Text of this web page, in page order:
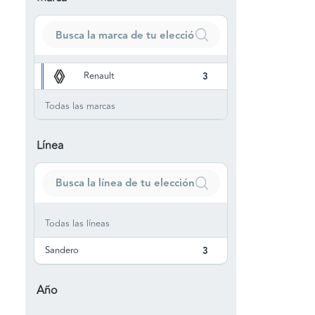
Renault 3
Todas las marcas
Línea
Todas las líneas
Sandero
3
Año